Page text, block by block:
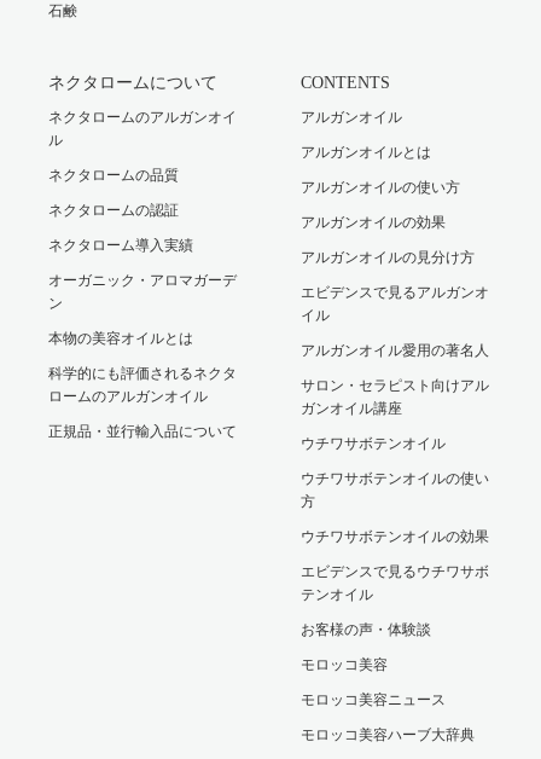
石鹸
ネクタロームについて
ネクタロームのアルガンオイ
ル
ネクタロームの品質
ネクタロームの認証
ネクタローム導入実績
オーガニック・アロマガーデ
ン
本物の美容オイルとは
科学的にも評価されるネクタ
ロームのアルガンオイル
正規品・並行輸入品について
CONTENTS
アルガンオイル
アルガンオイルとは
アルガンオイルの使い方
アルガンオイルの効果
アルガンオイルの見分け方
エビデンスで見るアルガンオ
イル
アルガンオイル愛用の著名人
サロン・セラピスト向けアル
ガンオイル講座
ウチワサボテンオイル
ウチワサボテンオイルの使い
方
ウチワサボテンオイルの効果
エビデンスで見るウチワサボ
テンオイル
お客様の声・体験談
モロッコ美容
モロッコ美容ニュース
モロッコ美容ハーブ大辞典